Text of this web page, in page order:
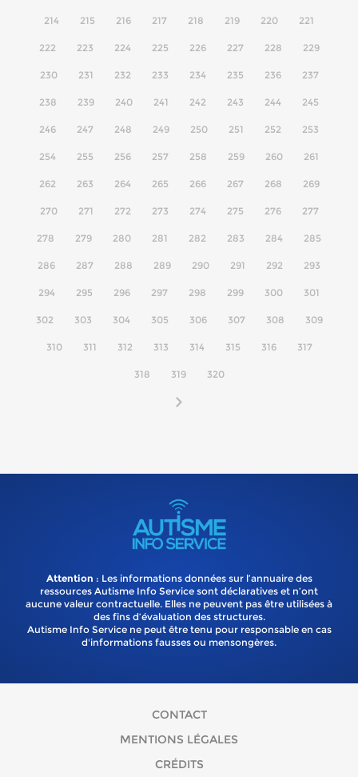
214 215 216 217 218 219 220 221
222 223 224 225 226 227 228 229
230 231 232 233 234 235 236 237
238 239 240 241 242 243 244 245
246 247 248 249 250 251 252 253
254 255 256 257 258 259 260 261
262 263 264 265 266 267 268 269
270 271 272 273 274 275 276 277
278 279 280 281 282 283 284 285
286 287 288 289 290 291 292 293
294 295 296 297 298 299 300 301
302 303 304 305 306 307 308 309
310 311 312 313 314 315 316 317
318 319 320
Attention : Les informations données sur l’annuaire des
ressources Autisme Info Service sont déclaratives et n’ont
aucune valeur contractuelle. Elles ne peuvent pas être utilisées à
des fins d’évaluation des structures.
Autisme Info Service ne peut être tenu pour responsable en cas
d'informations fausses ou mensongères.
CONTACT
MENTIONS LÉGALES
CRÉDITS